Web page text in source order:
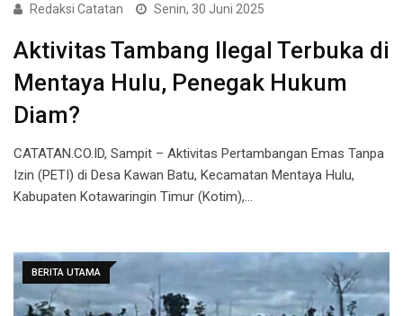
Redaksi Catatan Senin, 30 Juni 2025
Aktivitas Tambang Ilegal Terbuka di
Mentaya Hulu, Penegak Hukum
Diam?
CATATAN.CO.ID, Sampit – Aktivitas Pertambangan Emas Tanpa
Izin (PETI) di Desa Kawan Batu, Kecamatan Mentaya Hulu,
Kabupaten Kotawaringin Timur (Kotim),…
BERITA UTAMA